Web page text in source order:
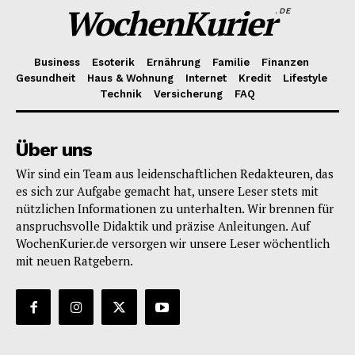
WochenKurier.DE
Business Esoterik Ernährung Familie
Finanzen
Gesundheit
Haus & Wohnung Internet Kredit
Lifestyle
Technik
Versicherung FAQ
Über uns
Wir sind ein Team aus leidenschaftlichen Redakteuren, das
es sich zur Aufgabe gemacht hat, unsere Leser stets mit
nützlichen Informationen zu unterhalten. Wir brennen für
anspruchsvolle Didaktik und präzise Anleitungen. Auf
WochenKurier.de versorgen wir unsere Leser wöchentlich
mit neuen Ratgebern.